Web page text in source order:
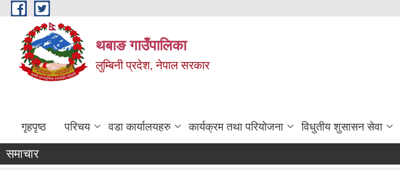
Skip to main content
थबाङ गाउँपालिका
लुम्बिनी प्रदेश, नेपाल सरकार
गृहपृष्ठ परिचय वडा कार्यालयहरु कार्यक्रम तथा परियोजना विधुतीय शुसासन सेवा
समाचार